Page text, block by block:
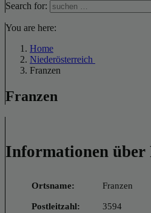
Search for:
You are here:
Home
Niederösterreich
Franzen
Franzen
Informationen über
Ortsname: Franzen
Postleitzahl: 3594